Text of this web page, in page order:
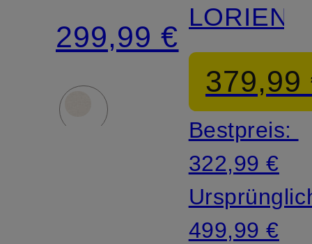
299,99 €
LORIENA
379,99
Bestpreis:
322,99 €
499,99 €